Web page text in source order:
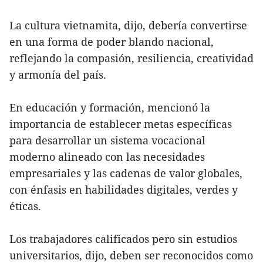
La cultura vietnamita, dijo, debería convertirse
en una forma de poder blando nacional,
reflejando la compasión, resiliencia, creatividad
y armonía del país.
En educación y formación, mencionó la
importancia de establecer metas específicas
para desarrollar un sistema vocacional
moderno alineado con las necesidades
empresariales y las cadenas de valor globales,
con énfasis en habilidades digitales, verdes y
éticas.
Los trabajadores calificados pero sin estudios
universitarios, dijo, deben ser reconocidos como